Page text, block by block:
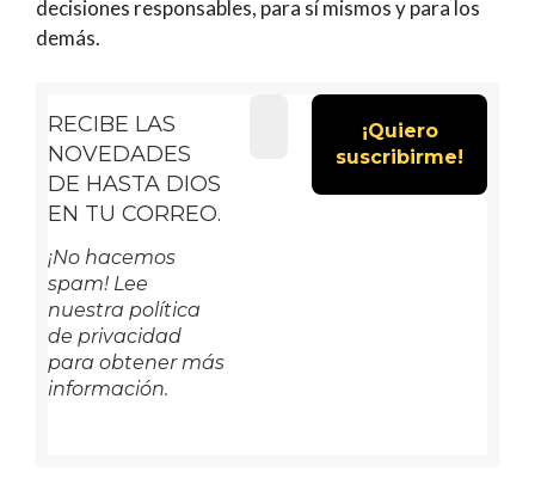
decisiones responsables, para sí mismos y para los
demás.
RECIBE LAS
NOVEDADES
DE HASTA DIOS
EN TU CORREO.
¡No hacemos
spam! Lee
nuestra política
de privacidad
para obtener más
información.